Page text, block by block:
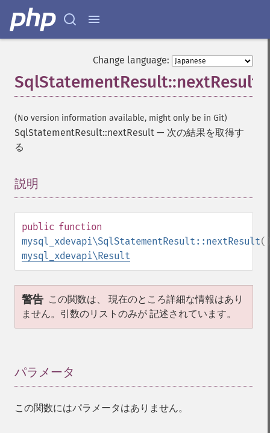
Change language:
SqlStatementResult::nextResult
(No version information available, might only be in Git)
SqlStatementResult::nextResult — 次の結果を取得す
る
説明
public function
mysql_xdevapi\SqlStatementResult::nextResult
mysql_xdevapi\Result
警告 この関数は、 現在のところ詳細な情報はあり
ません。引数のリストのみが 記述されています。
パラメータ
この関数にはパラメータはありません。